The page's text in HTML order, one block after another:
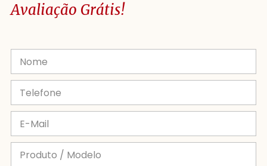
Avaliação Grátis!